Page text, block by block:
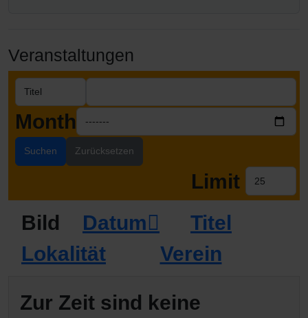
Veranstaltungen
Month
Suchen Zurücksetzen
Limit
Bild
Datum
Titel
Lokalität
Verein
Zur Zeit sind keine